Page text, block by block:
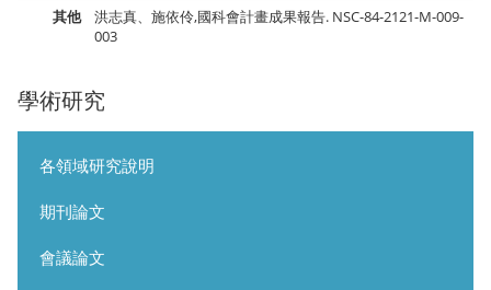
學術研究
各領域研究說明
期刊論文
會議論文
其他
洪志真、施依伶,國科會計畫成果報告. NSC-84-2121-M-009-
003